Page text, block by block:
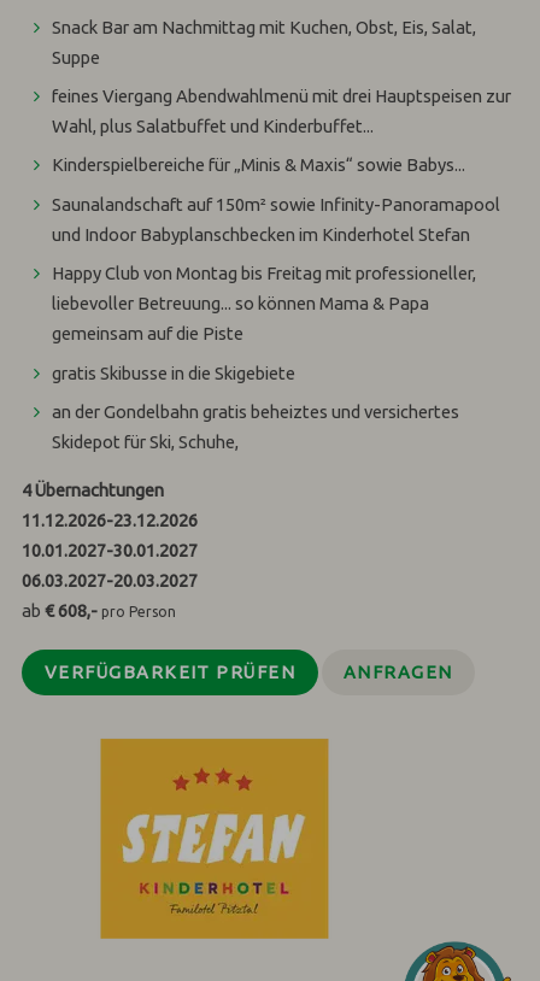
Snack Bar am Nachmittag mit Kuchen, Obst, Eis, Salat,
Suppe
feines Viergang Abendwahlmenü mit drei Hauptspeisen zur
Wahl, plus Salatbuffet und Kinderbuffet...
Kinderspielbereiche für „Minis & Maxis“ sowie Babys...
Saunalandschaft auf 150m² sowie Infinity-Panoramapool
und Indoor Babyplanschbecken im Kinderhotel Stefan
Happy Club von Montag bis Freitag mit professioneller,
liebevoller Betreuung... so können Mama & Papa
gemeinsam auf die Piste
gratis Skibusse in die Skigebiete
an der Gondelbahn gratis beheiztes und versichertes
Skidepot für Ski, Schuhe,
4Übernachtungen
11.12.2026-23.12.2026
10.01.2027-30.01.2027
06.03.2027-20.03.2027
ab€ 608,- pro Person
VERFÜGBARKEIT PRÜFEN ANFRAGEN